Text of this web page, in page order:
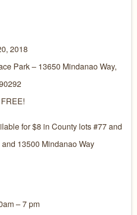
2018
Park – 13650 Mindanao Way,
for $8 in County lots #77 and
13500 Mindanao Way
– 7 pm